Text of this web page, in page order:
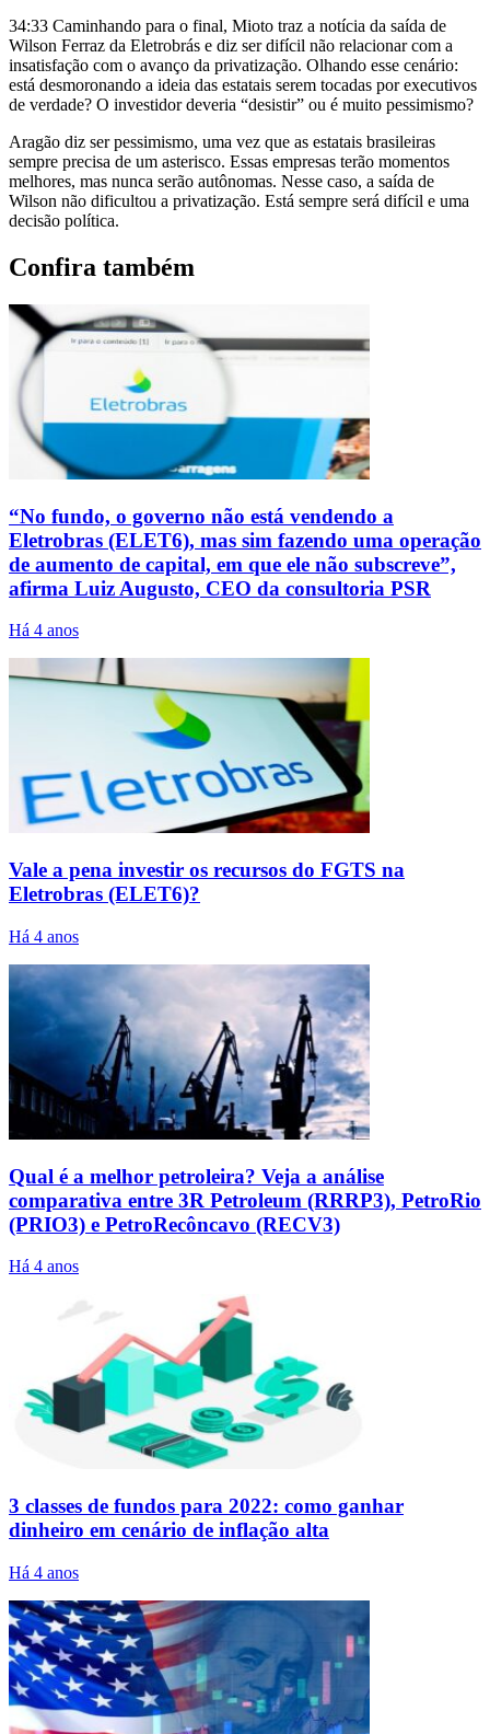
34:33 Caminhando para o final, Mioto traz a notícia da saída de
Wilson Ferraz da Eletrobrás e diz ser difícil não relacionar com a
insatisfação com o avanço da privatização. Olhando esse cenário:
está desmoronando a ideia das estatais serem tocadas por executivos
de verdade? O investidor deveria “desistir” ou é muito pessimismo?
Aragão diz ser pessimismo, uma vez que as estatais brasileiras
sempre precisa de um asterisco. Essas empresas terão momentos
melhores, mas nunca serão autônomas. Nesse caso, a saída de
Wilson não dificultou a privatização. Está sempre será difícil e uma
decisão política.
Confira também
“No fundo, o governo não está vendendo a
Eletrobras (ELET6), mas sim fazendo uma operação
de aumento de capital, em que ele não subscreve”,
afirma Luiz Augusto, CEO da consultoria PSR
Há 4 anos
Vale a pena investir os recursos do FGTS na
Eletrobras (ELET6)?
Há 4 anos
Qual é a melhor petroleira? Veja a análise
comparativa entre 3R Petroleum (RRRP3), PetroRio
(PRIO3) e PetroRecôncavo (RECV3)
Há 4 anos
3 classes de fundos para 2022: como ganhar
dinheiro em cenário de inflação alta
Há 4 anos